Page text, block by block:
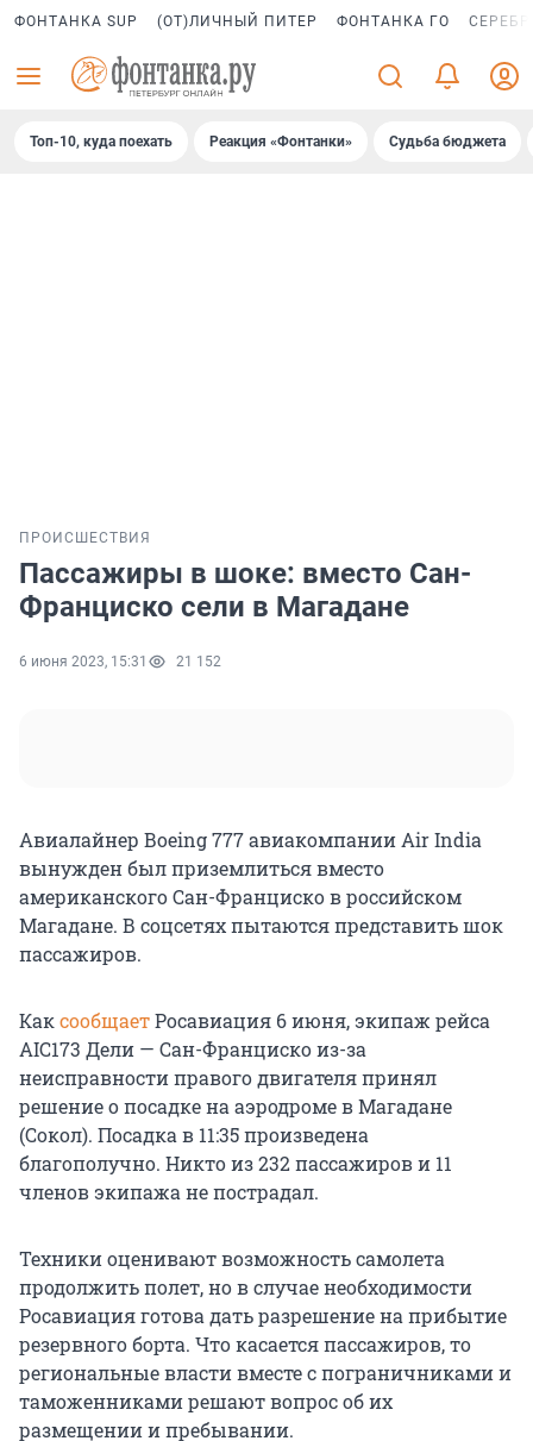
ФОНТАНКА SUP (ОТ)ЛИЧНЫЙ ПИТЕР ФОНТАНКА ГО
Топ-10, куда поехать Реакция «Фонтанки» Судьба бюджета
ПРОИСШЕСТВИЯ
Пассажиры в шоке: вместо Сан-
Франциско сели в Магадане
6 июня 2023, 15:31 21 152
Авиалайнер Вoeing 777 авиакомпании Air India
вынужден был приземлиться вместо
американского Сан-Франциско в российском
Магадане. В соцсетях пытаются представить шок
пассажиров.
КаксообщаетРосавиация 6 июня, экипаж рейса
AIC173 Дели — Сан-Франциско из-за
неисправности правого двигателя принял
решение о посадке на аэродроме в Магадане
(Сокол). Посадка в 11:35 произведена
благополучно. Никто из 232 пассажиров и 11
членов экипажа не пострадал.
Техники оценивают возможность самолета
продолжить полет, но в случае необходимости
Росавиация готова дать разрешение на прибытие
резервного борта. Что касается пассажиров, то
региональные власти вместе с пограничниками и
таможенниками решают вопрос об их
размещении и пребывании.